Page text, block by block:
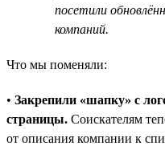
посетили
компаний.
Что мы поменяли:
• Закрепили «шапку» с
страницы. Соискателям
от описания компании к